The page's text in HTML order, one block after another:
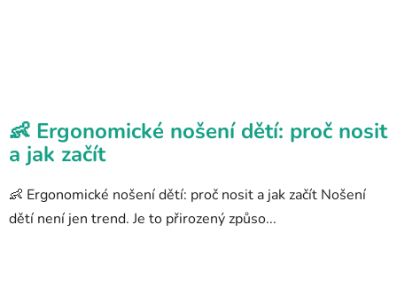
👶 Ergonomické nošení dětí: proč nosit
a jak začít
👶 Ergonomické nošení dětí: proč nosit a jak začít Nošení
dětí není jen trend. Je to přirozený způso...